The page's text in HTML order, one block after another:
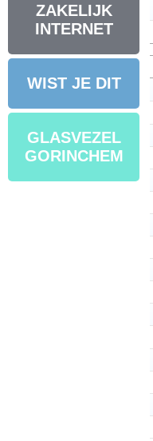
ZAKELIJK
INTERNET
WIST JE DIT
GLASVEZEL
GORINCHEM